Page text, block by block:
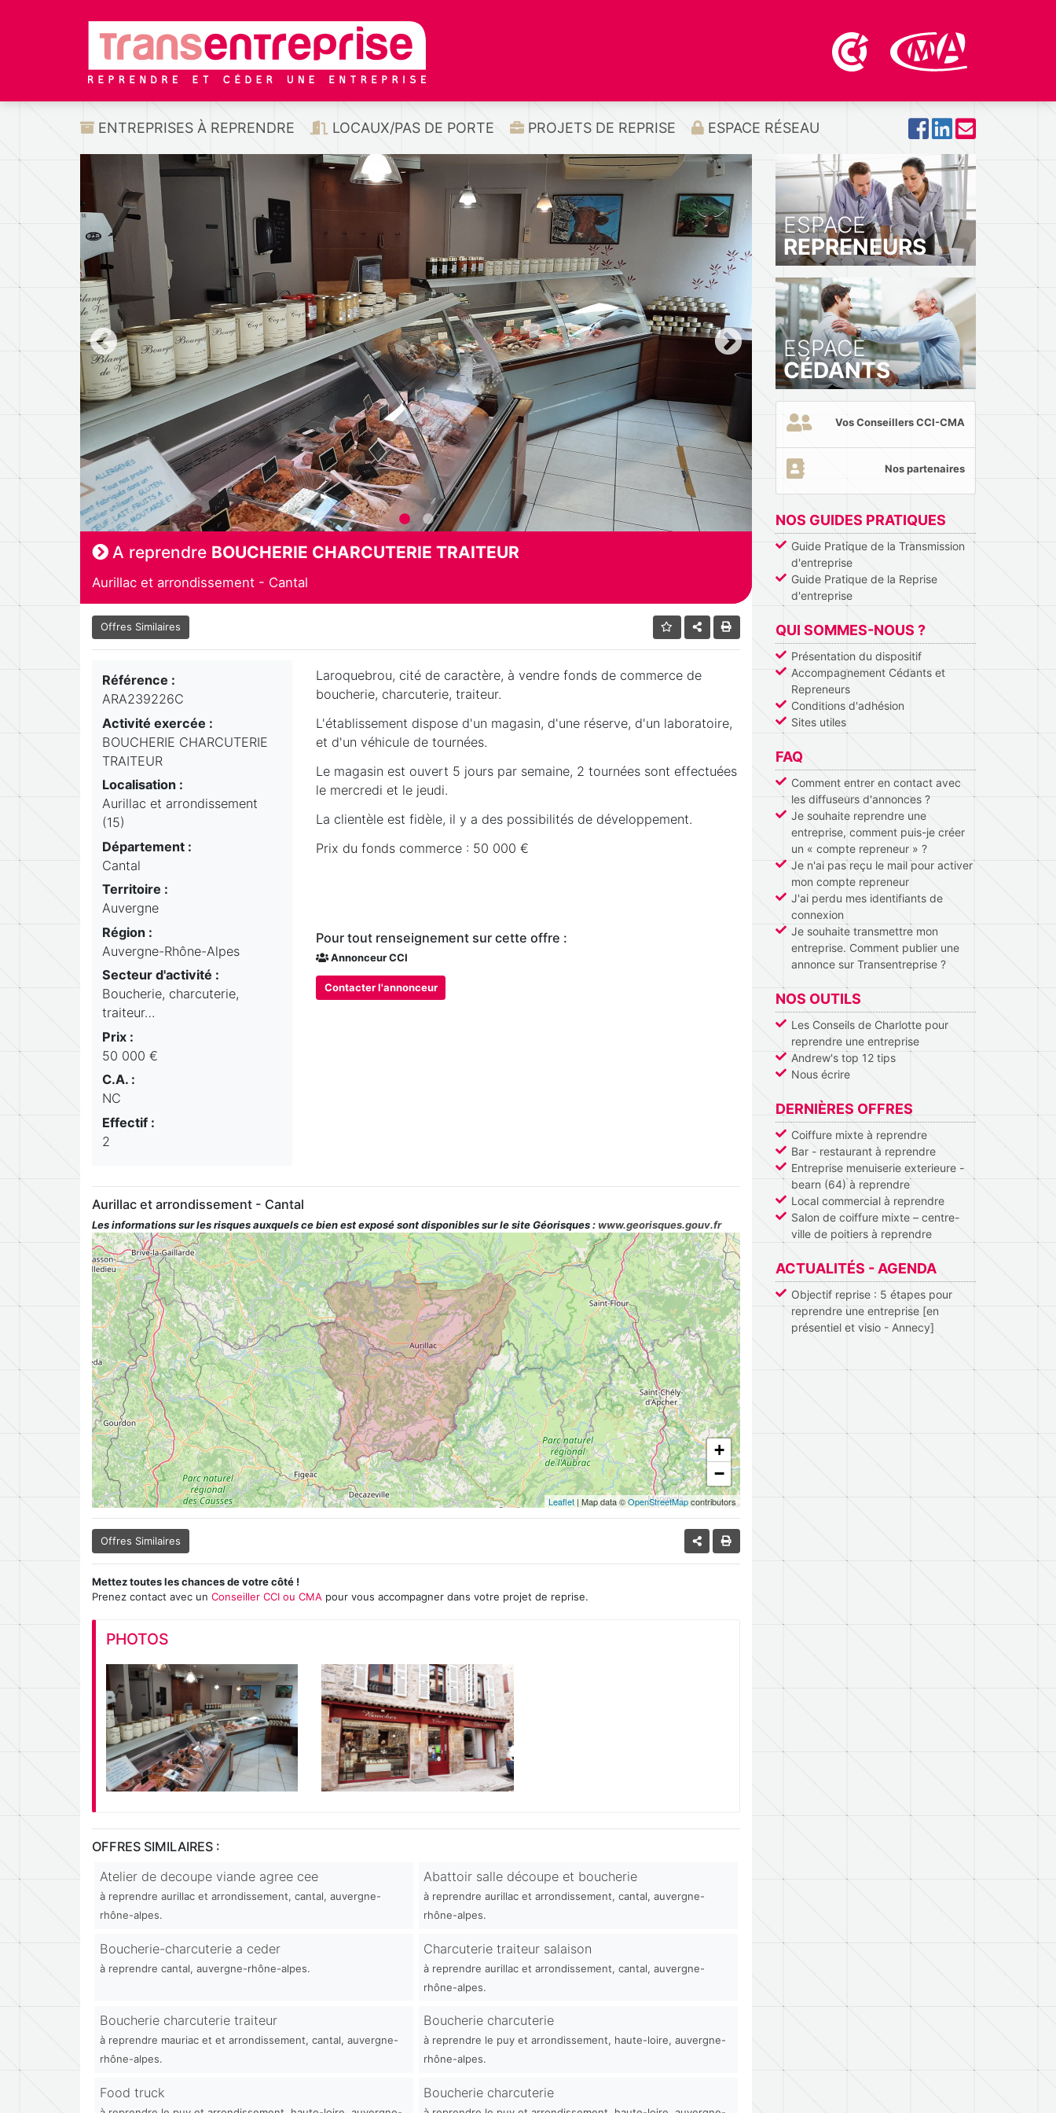
ENTREPRISES À REPRENDRE LOCAUX/PAS DE PORTE PROJETS DE REPRISE ESPACE RÉSEAU
A reprendre BOUCHERIE CHARCUTERIE TRAITEUR
Aurillac et arrondissement - Cantal
Offres Similaires
Référence :
ARA239226C
Activité exercée :
BOUCHERIE CHARCUTERIE
TRAITEUR
Localisation :
Aurillac et arrondissement
(15)
Département :
Cantal
Territoire :
Auvergne
Région :
Auvergne-Rhône-Alpes
Secteur d'activité :
Boucherie, charcuterie,
traiteur…
Prix :
50 000 €
C.A. :
NC
Effectif :
2
Laroquebrou, cité de caractère, à vendre fonds de commerce de
boucherie, charcuterie, traiteur.
L'établissement dispose d'un magasin, d'une réserve, d'un laboratoire,
et d'un véhicule de tournées.
Le magasin est ouvert 5 jours par semaine, 2 tournées sont effectuées
le mercredi et le jeudi.
La clientèle est fidèle, il y a des possibilités de développement.
Prix du fonds commerce : 50 000 €
Pour tout renseignement sur cette offre :
Annonceur CCI
Contacter l'annonceur
Aurillac et arrondissement - Cantal
Les informations sur les risques auxquels ce bien est exposé sont disponibles sur le site Géorisques : www.georisques.gouv.fr
+
−
Leaflet | Map data ©OpenStreetMapcontributors
Offres Similaires
Mettez toutes les chances de votre côté !
Prenez contact avec un Conseiller CCI ou CMA pour vous accompagner dans votre projet de reprise.
PHOTOS
OFFRES SIMILAIRES :
Atelier de decoupe viande agree cee
à reprendre aurillac et arrondissement, cantal, auvergne-
rhône-alpes.
Abattoir salle découpe et boucherie
à reprendre aurillac et arrondissement, cantal, auvergne-
rhône-alpes.
Boucherie-charcuterie a ceder
à reprendre cantal, auvergne-rhône-alpes.
Charcuterie traiteur salaison
à reprendre aurillac et arrondissement, cantal, auvergne-
rhône-alpes.
Boucherie charcuterie traiteur
à reprendre mauriac et et arrondissement, cantal, auvergne-
rhône-alpes.
Boucherie charcuterie
à reprendre le puy et arrondissement, haute-loire, auvergne-
rhône-alpes.
Food truck Boucherie charcuterie
ESPACE
REPRENEURS
ESPACE
CÉDANTS
Vos Conseillers CCI-CMA
Nos partenaires
NOS GUIDES PRATIQUES
Guide Pratique de la Transmission
d'entreprise
Guide Pratique de la Reprise
d'entreprise
QUI SOMMES-NOUS ?
Présentation du dispositif
Accompagnement Cédants et
Repreneurs
Conditions d'adhésion
Sites utiles
FAQ
Comment entrer en contact avec
les diffuseurs d'annonces ?
Je souhaite reprendre une
entreprise, comment puis-je créer
un « compte repreneur » ?
Je n'ai pas reçu le mail pour activer
mon compte repreneur
J'ai perdu mes identifiants de
connexion
Je souhaite transmettre mon
entreprise. Comment publier une
annonce sur Transentreprise ?
NOS OUTILS
Les Conseils de Charlotte pour
reprendre une entreprise
Andrew's top 12 tips
Nous écrire
DERNIÈRES OFFRES
Coiffure mixte à reprendre
Bar - restaurant à reprendre
Entreprise menuiserie exterieure -
bearn (64) à reprendre
Local commercial à reprendre
Salon de coiffure mixte – centre-
ville de poitiers à reprendre
ACTUALITÉS - AGENDA
Objectif reprise : 5 étapes pour
reprendre une entreprise [en
présentiel et visio - Annecy]